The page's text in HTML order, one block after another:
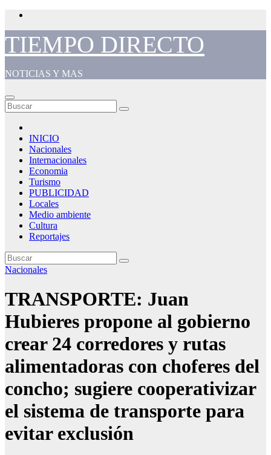
Saltar
contenido
TIEMPO DIRECTO
NOTICIAS Y MAS
INICIO
Nacionales
Internacionales
Economia
Turismo
PUBLICIDAD
Locales
Medio ambiente
Cultura
Reportajes
Nacionales
TRANSPORTE: Juan
Hubieres propone al gobierno
crear 24 corredores y rutas
alimentadoras con choferes del
concho; sugiere cooperativizar
el sistema de transporte para
evitar exclusión